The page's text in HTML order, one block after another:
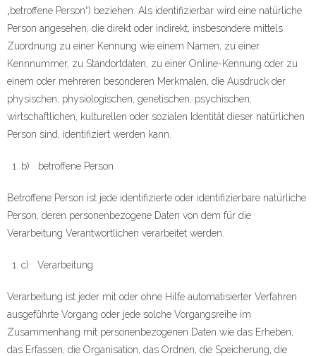
„betroffene Person“) beziehen. Als identifizierbar wird eine natürliche
Person angesehen, die direkt oder indirekt, insbesondere mittels
Zuordnung zu einer Kennung wie einem Namen, zu einer
Kennnummer, zu Standortdaten, zu einer Online-Kennung oder zu
einem oder mehreren besonderen Merkmalen, die Ausdruck der
physischen, physiologischen, genetischen, psychischen,
wirtschaftlichen, kulturellen oder sozialen Identität dieser natürlichen
Person sind, identifiziert werden kann.
b) betroffene Person
Betroffene Person ist jede identifizierte oder identifizierbare natürliche
Person, deren personenbezogene Daten von dem für die
Verarbeitung Verantwortlichen verarbeitet werden.
c) Verarbeitung
Verarbeitung ist jeder mit oder ohne Hilfe automatisierter Verfahren
ausgeführte Vorgang oder jede solche Vorgangsreihe im
Zusammenhang mit personenbezogenen Daten wie das Erheben,
das Erfassen, die Organisation, das Ordnen, die Speicherung, die